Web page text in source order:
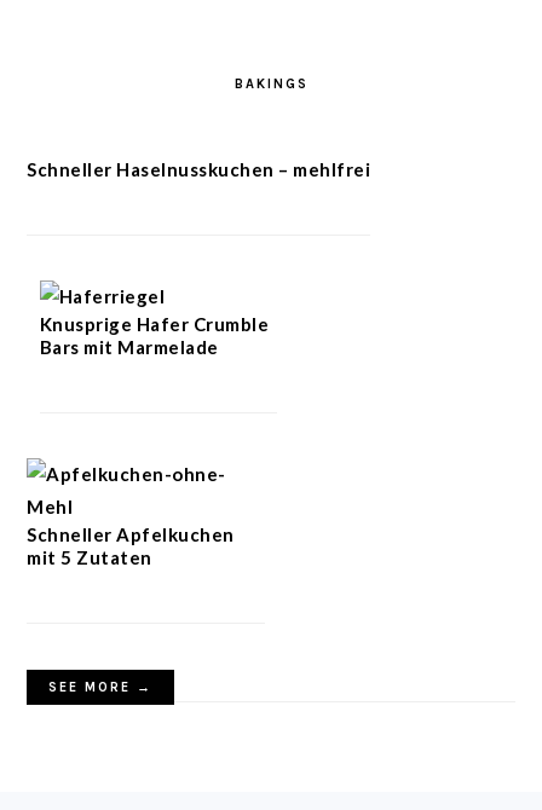
BAKINGS
Schneller Haselnusskuchen – mehlfrei
Knusprige Hafer Crumble
Bars mit Marmelade
Schneller Apfelkuchen
mit 5 Zutaten
SEE MORE →